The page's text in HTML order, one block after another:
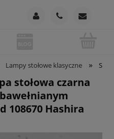
Lampy stołowe klasyczne »
stołowa czarna
108670 Hashira